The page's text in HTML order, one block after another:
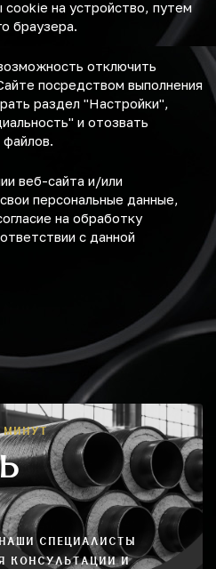
на устройство, путем
браузера.
отключить
посредством выполнения
раздел "Настройки",
и отозвать
файлов.
веб-сайта и/или
персональные данные,
на обработку
с данной
МИНУТ
СПЕЦИАЛИСТЫ
КОНСУЛЬТАЦИИ И